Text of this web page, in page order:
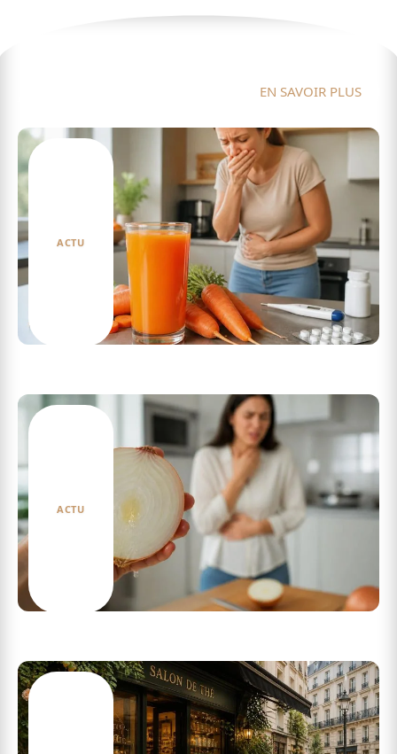
EN SAVOIR PLUS
ACTU
ACTU